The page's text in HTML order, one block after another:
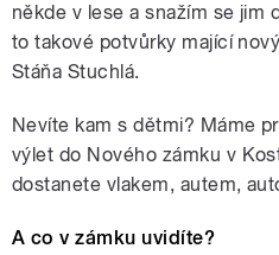
někde v lese a snažím se jim
to takové potvůrky mající
Stáňa Stuchlá.
Nevíte kam s dětmi? Máme
výlet do Nového zámku v
dostanete vlakem, autem,
A co v zámku uvidíte?